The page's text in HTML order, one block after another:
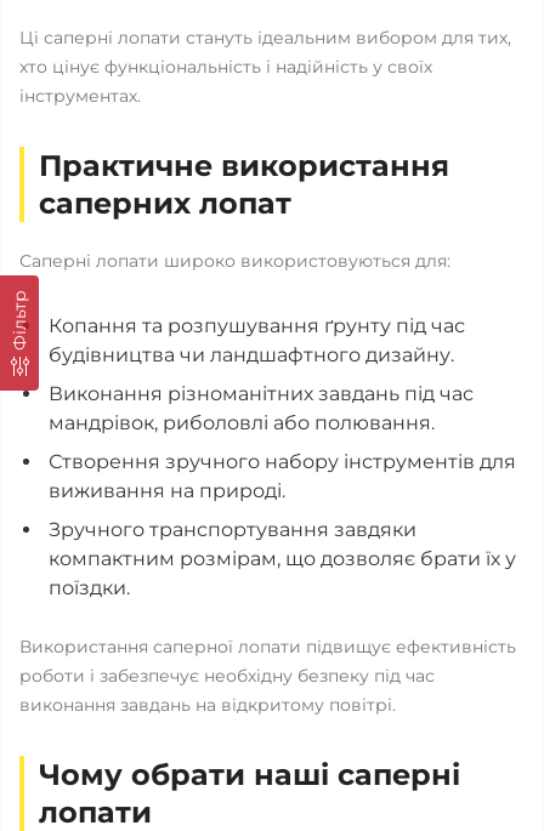
Фільтр
Ці саперні лопати стануть ідеальним вибором для тих,
хто цінує функціональність і надійність у своїх
інструментах.
Практичне використання
саперних лопат
Саперні лопати широко використовуються для:
Копання та розпушування ґрунту під час
будівництва чи ландшафтного дизайну.
Виконання різноманітних завдань під час
мандрівок, риболовлі або полювання.
Створення зручного набору інструментів для
виживання на природі.
Зручного транспортування завдяки
компактним розмірам, що дозволяє брати їх у
поїздки.
Використання саперної лопати підвищує ефективність
роботи і забезпечує необхідну безпеку під час
виконання завдань на відкритому повітрі.
Чому обрати наші саперні
лопати